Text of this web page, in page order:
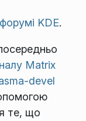
форумі KDE.
Matrix
devel
те, що